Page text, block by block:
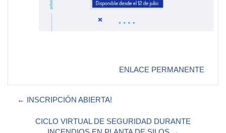
ENLACE PERMANENTE
← INSCRIPCIÓN ABIERTA!
CICLO VIRTUAL DE SEGURIDAD DURANTE